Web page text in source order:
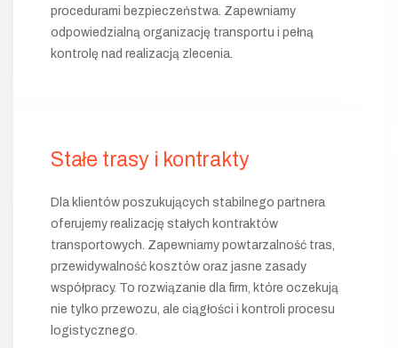
procedurami bezpieczeństwa. Zapewniamy
odpowiedzialną organizację transportu i pełną
kontrolę nad realizacją zlecenia.
Stałe trasy i kontrakty
Dla klientów poszukujących stabilnego partnera
oferujemy realizację stałych kontraktów
transportowych. Zapewniamy powtarzalność tras,
przewidywalność kosztów oraz jasne zasady
współpracy. To rozwiązanie dla firm, które oczekują
nie tylko przewozu, ale ciągłości i kontroli procesu
logistycznego.